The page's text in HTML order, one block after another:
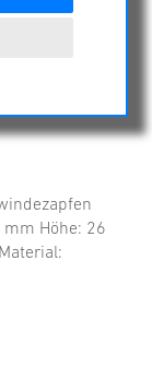
Höhe: 26